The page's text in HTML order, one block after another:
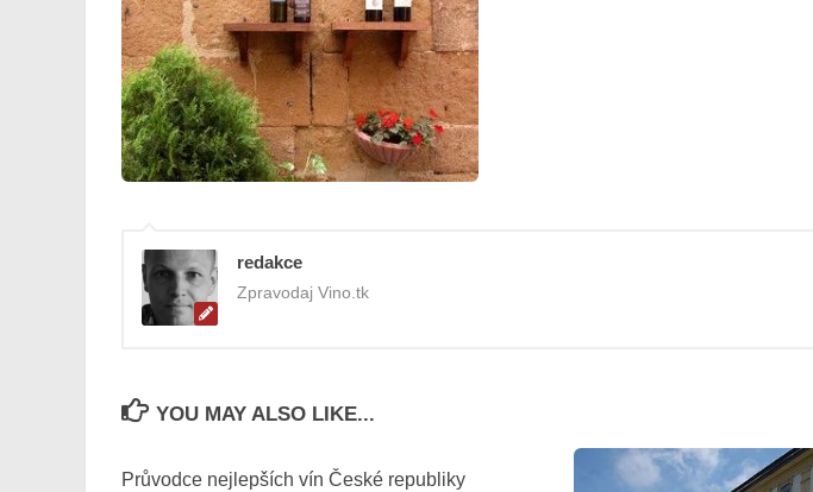
redakce
Zpravodaj Vino.tk
YOU MAY ALSO LIKE...
Průvodce nejlepších vín České republiky